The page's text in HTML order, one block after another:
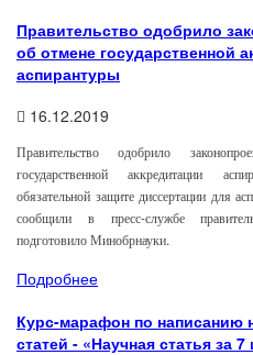
Правительство одобрило
об отмене государственной
аспирантуры
16.12.2019
Правительство одобрило
государственной аккредитации
обязательной защите диссертации для
сообщили в пресс-службе
подготовило Минобрнауки.
Подробнее
Курс-марафон по написанию
статей - «Научная статья за 7